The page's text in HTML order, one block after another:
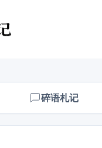
碎语札记